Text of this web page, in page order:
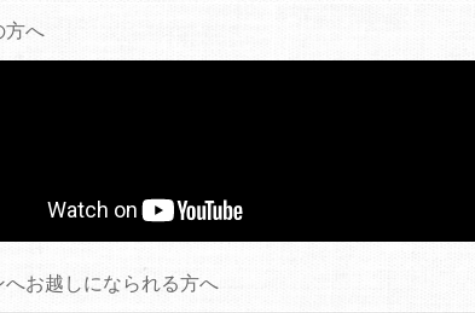
方へ
へお越しになられる方へ